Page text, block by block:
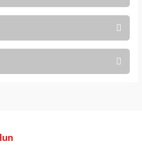
veya görüntülenemiyor.